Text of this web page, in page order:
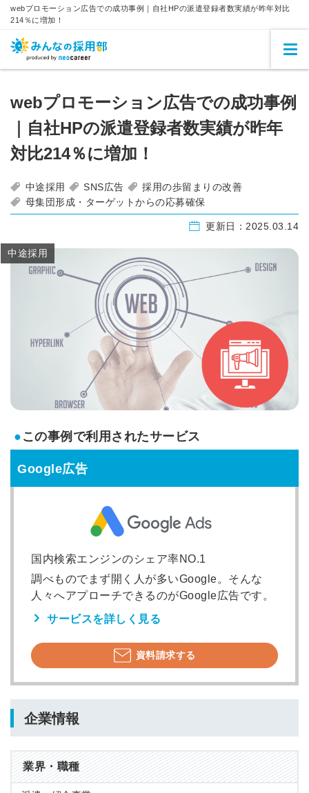
webプロモーション広告での成功事例｜自社HPの派遣登録者数実績が昨年対比
214％に増加！
webプロモーション広告での成功事例
｜自社HPの派遣登録者数実績が昨年
対比214％に増加！
中途採用 SNS広告
採用の歩留まりの改善
母集団形成・ターゲットからの応募確保
更新日： 2025.03.14
中途採用
● この事例で利用されたサービス
Google広告
国内検索エンジンのシェア率NO.1
調べものでまず開く人が多いGoogle。そんな
人々へアプローチできるのがGoogle広告です。
サービスを詳しく見る
資料請求する
企業情報
業界・職種